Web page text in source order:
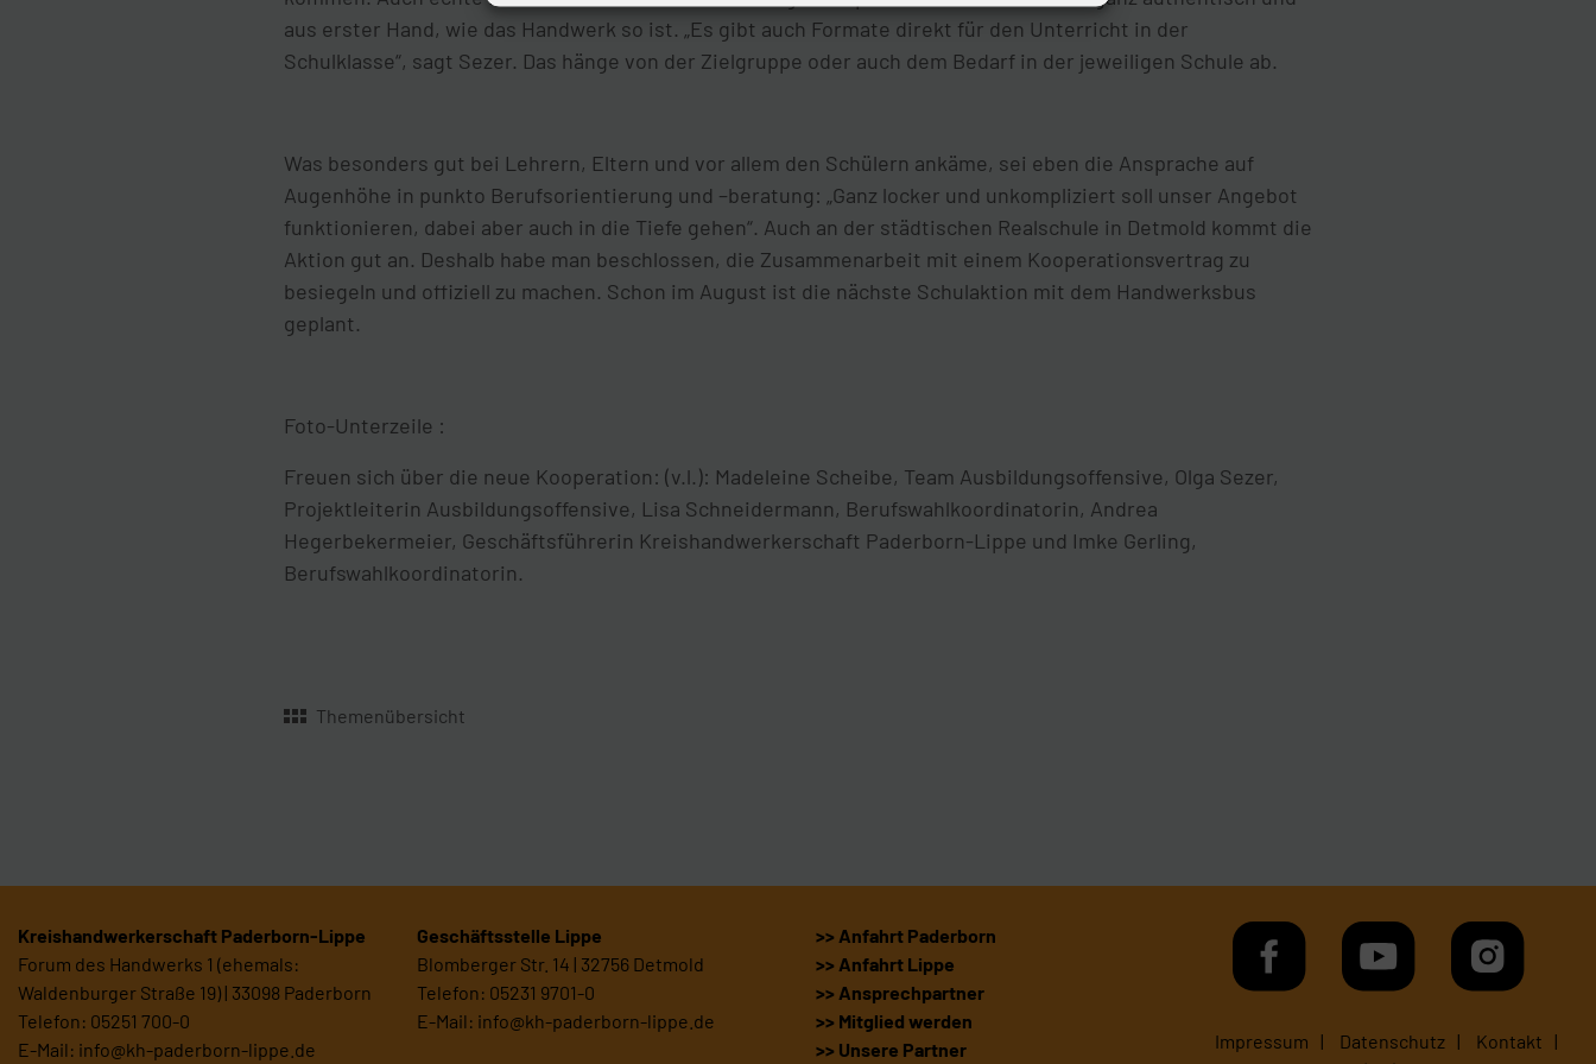
aus erster Hand, wie das Handwerk so ist. „Es gibt auch Formate direkt für den Unterricht in der
Schulklasse“, sagt Sezer. Das hänge von der Zielgruppe oder auch dem Bedarf in der jeweiligen Schule ab.
Was besonders gut bei Lehrern, Eltern und vor allem den Schülern ankäme, sei eben die Ansprache auf
Augenhöhe in punkto Berufsorientierung und –beratung: „Ganz locker und unkompliziert soll unser Angebot
funktionieren, dabei aber auch in die Tiefe gehen“. Auch an der städtischen Realschule in Detmold kommt die
Aktion gut an. Deshalb habe man beschlossen, die Zusammenarbeit mit einem Kooperationsvertrag zu
besiegeln und offiziell zu machen. Schon im August ist die nächste Schulaktion mit dem Handwerksbus
geplant.
Foto-Unterzeile :
Freuen sich über die neue Kooperation: (v.l.): Madeleine Scheibe, Team Ausbildungsoffensive, Olga Sezer,
Projektleiterin Ausbildungsoffensive, Lisa Schneidermann, Berufswahlkoordinatorin, Andrea
Hegerbekermeier, Geschäftsführerin Kreishandwerkerschaft Paderborn-Lippe und Imke Gerling,
Berufswahlkoordinatorin.
Themenübersicht
Kreishandwerkerschaft Paderborn-Lippe
Forum des Handwerks 1 (ehemals:
Waldenburger Straße 19) | 33098 Paderborn
Telefon: 05251 700-0
E-Mail: info@kh-paderborn-lippe.de
Geschäftsstelle Lippe
Blomberger Str. 14 | 32756 Detmold
Telefon: 05231 9701-0
E-Mail: info@kh-paderborn-lippe.de
>> Anfahrt Paderborn
>> Anfahrt Lippe
>> Ansprechpartner
>> Mitglied werden
>> Unsere Partner
Impressum Datenschutz
Kontakt